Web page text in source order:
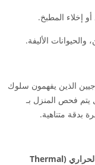
إخلاء المطبخ.
الذين يفهمون سلوك
فحص المنزل بـ
بدقة متناهية.
التضبيب الحراري (Thermal